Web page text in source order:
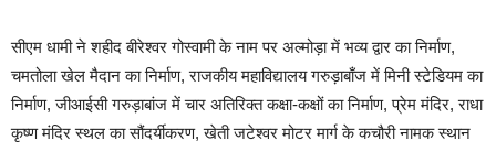
सीएम धामी ने शहीद बीरेश्वर गोस्वामी के नाम पर अल्मोड़ा में भव्य द्वार का निर्माण,
चमतोला खेल मैदान का निर्माण, राजकीय महाविद्यालय गरुड़ाबाँज में मिनी स्टेडियम का
निर्माण, जीआईसी गरुड़ाबांज में चार अतिरिक्त कक्षा-कक्षों का निर्माण, प्रेम मंदिर, राधा
कृष्ण मंदिर स्थल का सौंदर्यीकरण, खेती जटेश्वर मोटर मार्ग के कचौरी नामक स्थान